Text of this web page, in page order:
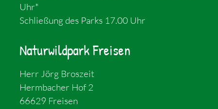
Uhr*
Schließung des Parks 17.00 Uhr
Naturwildpark Freisen
Herr Jörg Broszeit
Hermbacher Hof 2
66629 Freisen